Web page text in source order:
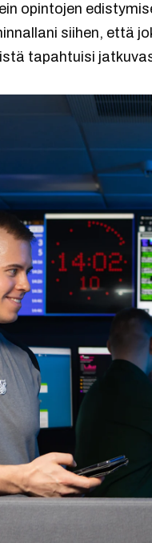
opintojen
siihen, että
tapahtuisi